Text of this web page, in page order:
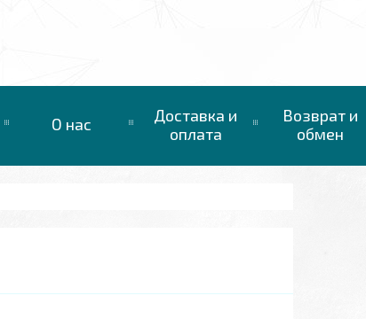
О нас
Доставка и
оплата
Возврат и
обмен